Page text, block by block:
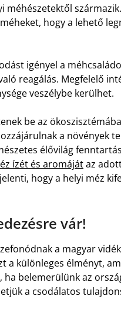
méhészetektől
hogy a lehető
igényel a
reagálás. Megfelelő
veszélybe kerülhet.
be az
a növények
élővilág
ízét és aromájátaz
hogy a helyi méz
vár!
a magyar
a különleges élményt,
belemerülünk az
a csodálatos